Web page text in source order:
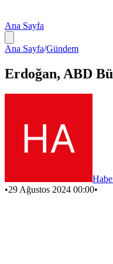
Ana Sayfa
Ana Sayfa/Gündem
Erdoğan, ABD
•29 Ağustos 2024 00:00•